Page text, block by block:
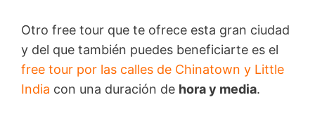
Otro free tour que te ofrece esta gran ciudad
y del que también puedes beneficiarte es el
free tour por las calles de Chinatown y Little
India con una duración de hora y media.